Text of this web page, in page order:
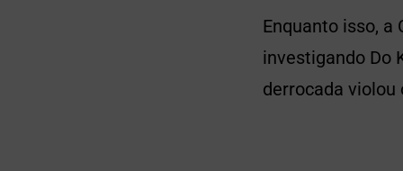
Enquanto isso, a
investigando Do
derrocada